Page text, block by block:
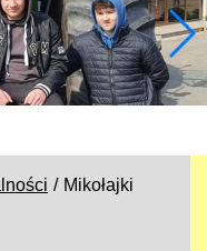
Mikołajki